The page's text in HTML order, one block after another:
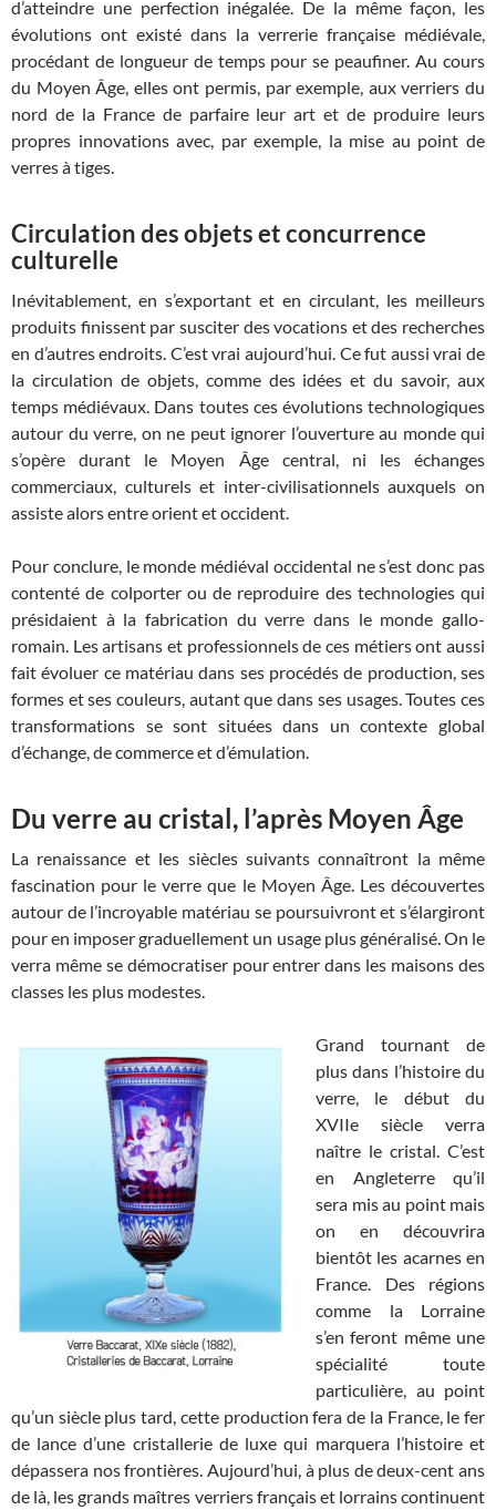
d’atteindre une perfection inégalée. De la même façon, les
évolutions ont existé dans la verrerie française médiévale,
procédant de longueur de temps pour se peaufiner. Au cours
du Moyen Âge, elles ont permis, par exemple, aux verriers du
nord de la France de parfaire leur art et de produire leurs
propres innovations avec, par exemple, la mise au point de
verres à tiges.
Circulation des objets et concurrence
culturelle
Inévitablement, en s’exportant et en circulant, les meilleurs
produits finissent par susciter des vocations et des recherches
en d’autres endroits. C’est vrai aujourd’hui. Ce fut aussi vrai de
la circulation de objets, comme des idées et du savoir, aux
temps médiévaux. Dans toutes ces évolutions technologiques
autour du verre, on ne peut ignorer l’ouverture au monde qui
s’opère durant le Moyen Âge central, ni les échanges
commerciaux, culturels et inter-civilisationnels auxquels on
assiste alors entre orient et occident.
Pour conclure, le monde médiéval occidental ne s’est donc pas
contenté de colporter ou de reproduire des technologies qui
présidaient à la fabrication du verre dans le monde gallo-
romain. Les artisans et professionnels de ces métiers ont aussi
fait évoluer ce matériau dans ses procédés de production, ses
formes et ses couleurs, autant que dans ses usages. Toutes ces
transformations se sont situées dans un contexte global
d’échange, de commerce et d’émulation.
Du verre au cristal, l’après Moyen Âge
La renaissance et les siècles suivants connaîtront la même
fascination pour le verre que le Moyen Âge. Les découvertes
autour de l’incroyable matériau se poursuivront et s’élargiront
pour en imposer graduellement un usage plus généralisé. On le
verra même se démocratiser pour entrer dans les maisons des
classes les plus modestes.
Grand tournant de
plus dans l’histoire du
verre, le début du
XVIIe siècle verra
naître le cristal. C’est
en Angleterre qu’il
sera mis au point mais
on en découvrira
bientôt les acarnes en
France. Des régions
comme la Lorraine
s’en feront même une
spécialité toute
particulière, au point
qu’un siècle plus tard, cette production fera de la France, le fer
de lance d’une cristallerie de luxe qui marquera l’histoire et
dépassera nos frontières. Aujourd’hui, à plus de deux-cent ans
de là, les grands maîtres verriers français et lorrains continuent